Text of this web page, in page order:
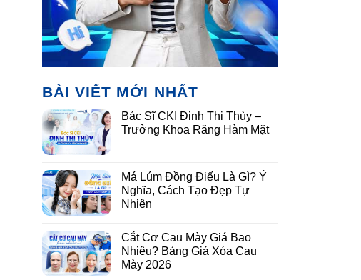
BÀI VIẾT MỚI NHẤT
Bác Sĩ CKI Đinh Thị Thùy –
Trưởng Khoa Răng Hàm Mặt
Má Lúm Đồng Điếu Là Gì? Ý
Nghĩa, Cách Tạo Đẹp Tự
Nhiên
Cắt Cơ Cau Mày Giá Bao
Nhiêu? Bảng Giá Xóa Cau
Mày 2026